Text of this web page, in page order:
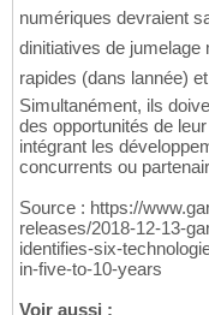
numériques devraient
dinitiatives de
rapides (dans lannée)
Simultanément, ils
des opportunités de
intégrant les
concurrents ou
Source : https://
releases/2018-12-13-
identifies-six-
in-five-to-10-years
Voir aussi :